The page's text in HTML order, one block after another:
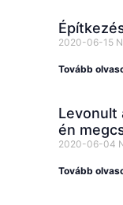
2020-06-15
Tovább
Levonult
én
2020-06-04
Tovább